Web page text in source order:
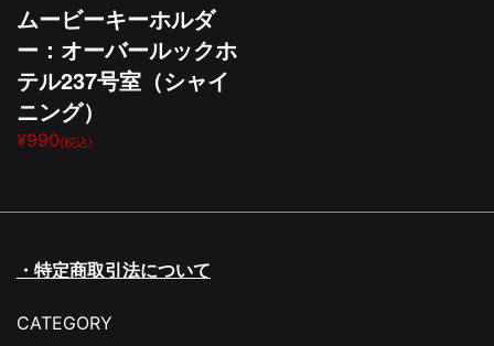
ムービーキーホルダ
ー：オーバールックホ
テル237号室（シャイ
ニング）
¥990(税込)
・特定商取引法について
CATEGORY